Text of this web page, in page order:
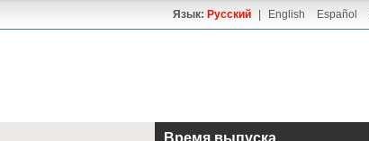
Язык: Русский English Español
Время выпуска